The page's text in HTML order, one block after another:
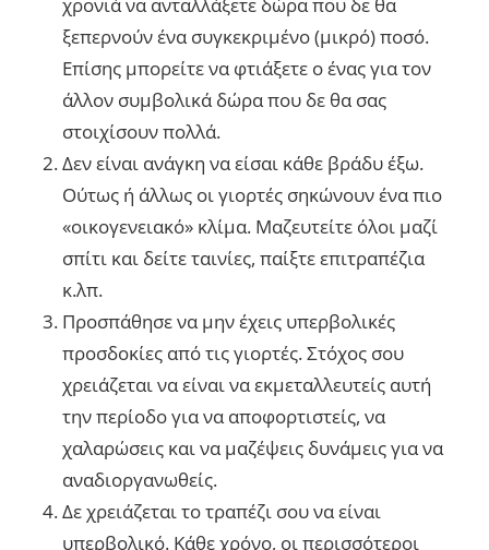
χρονιά να ανταλλάξετε δώρα που δε θα
ξεπερνούν ένα συγκεκριμένο (μικρό) ποσό.
Επίσης μπορείτε να φτιάξετε ο ένας για τον
άλλον συμβολικά δώρα που δε θα σας
στοιχίσουν πολλά.
Δεν είναι ανάγκη να είσαι κάθε βράδυ έξω.
Ούτως ή άλλως οι γιορτές σηκώνουν ένα πιο
«οικογενειακό» κλίμα. Μαζευτείτε όλοι μαζί
σπίτι και δείτε ταινίες, παίξτε επιτραπέζια
κ.λπ.
Προσπάθησε να μην έχεις υπερβολικές
προσδοκίες από τις γιορτές. Στόχος σου
χρειάζεται να είναι να εκμεταλλευτείς αυτή
την περίοδο για να αποφορτιστείς, να
χαλαρώσεις και να μαζέψεις δυνάμεις για να
αναδιοργανωθείς.
Δε χρειάζεται το τραπέζι σου να είναι
υπερβολικό. Κάθε χρόνο, οι περισσότεροι